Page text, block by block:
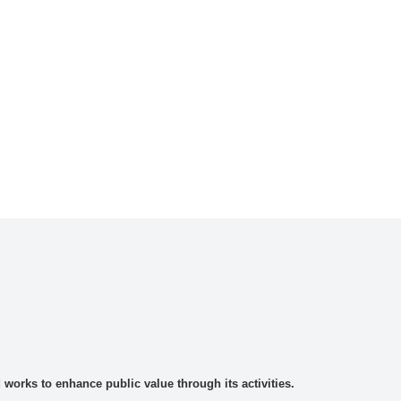
to enhance public value through its activities.